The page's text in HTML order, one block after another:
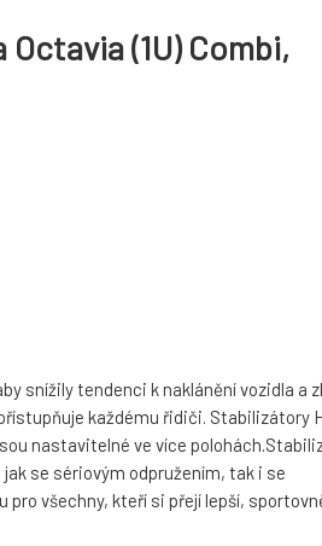
(1U) Combi,
snížily tendenci k naklánění vozidla a
každému řidiči. Stabilizátory
nastavitelné ve více
se sériovým odpružením, tak i se
všechny, kteří si přejí lepší,